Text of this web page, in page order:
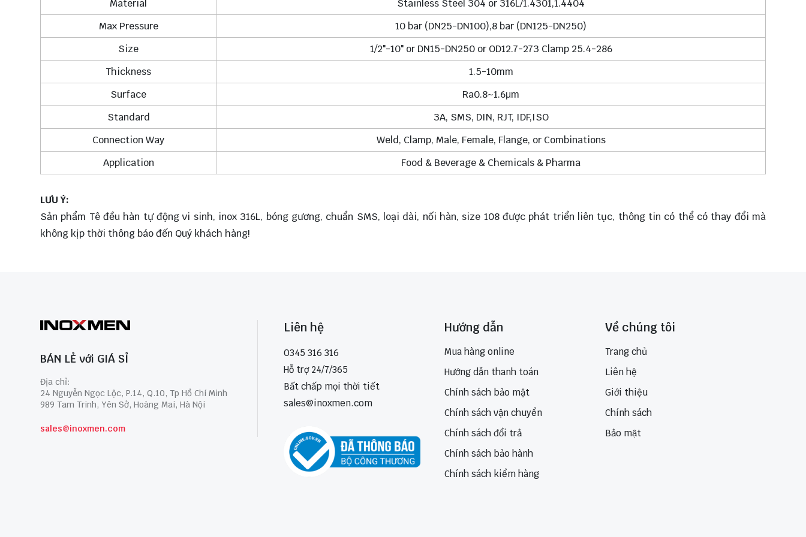
Material
Stainless Steel 304 or 316L/1.4301,1.4404
Max Pressure
10 bar (DN25-DN100),8 bar (DN125-DN250)
Size
1/2"-10" or DN15-DN250 or OD12.7-273 Clamp 25.4-286
Thickness
1.5-10mm
Surface
Ra0.8~1.6μm
Standard
3A, SMS, DIN, RJT, IDF,ISO
Connection Way
Weld, Clamp, Male, Female, Flange, or Combinations
Application
Food & Beverage & Chemicals & Pharma
LƯU Ý:
Sản phẩm Tê đều hàn tự động vi sinh, inox 316L, bóng gương, chuẩn SMS, loại dài, nối hàn, size 108 được phát triển liên tục, thông tin có thể có thay đổi mà
không kịp thời thông báo đến Quý khách hàng!
BÁN LẺ với GIÁ SỈ
Địa chỉ:
24 Nguyễn Ngọc Lộc, P.14, Q.10, Tp Hồ Chí Minh
989 Tam Trinh, Yên Sở, Hoàng Mai, Hà Nội
sales@inoxmen.com
Liên hệ
0345 316 316
Hỗ trợ 24/7/365
Bất chấp mọi thời tiết
sales@inoxmen.com
Hướng dẫn
Mua hàng online
Hướng dẫn thanh toán
Chính sách bảo mật
Chính sách vận chuyển
Chính sách đổi trả
Chính sách bảo hành
Chính sách kiểm hàng
Về chúng tôi
Trang chủ
Liên hệ
Giới thiệu
Chính sách
Bảo mật